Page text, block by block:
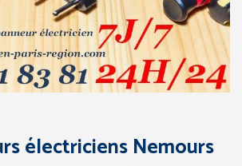
électriciens Nemours